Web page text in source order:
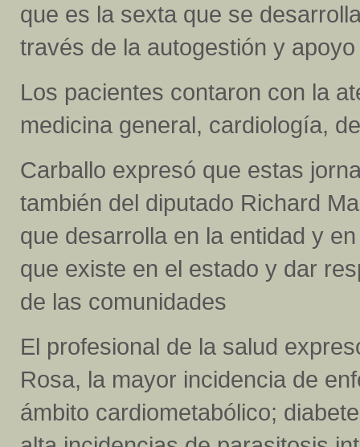
que es la sexta que se
través de la autogestión y
Los pacientes contaron con la
medicina general, cardiología,
Carballo expresó que estas
también del diputado Richard
que desarrolla en la entidad y
que existe en el estado y dar
de las comunidades
El profesional de la salud
Rosa, la mayor incidencia de
ámbito cardiometabólico;